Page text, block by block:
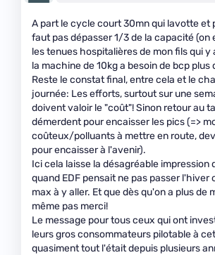
A part le cycle court 30mn qui lavotte et
faut pas dépasser 1/3 de la capacité (on
les tenues hospitalières de mon fils qui y
la machine de 10kg a besoin de bcp plus
Reste le constat final, entre cela et le
journée: Les efforts, surtout sur une
doivent valoir le "coût"! Sinon retour au
démerdent pour encaisser les pics (=>
coûteux/polluants à mettre en route,
pour encaisser à l'avenir).
Ici cela laisse la désagréable impression
quand EDF pensait ne pas passer l'hiver
max à y aller. Et que dès qu'on a plus de
même pas merci!
Le message pour tous ceux qui ont
leurs gros consommateurs pilotable à
quasiment tout l'était depuis plusieurs